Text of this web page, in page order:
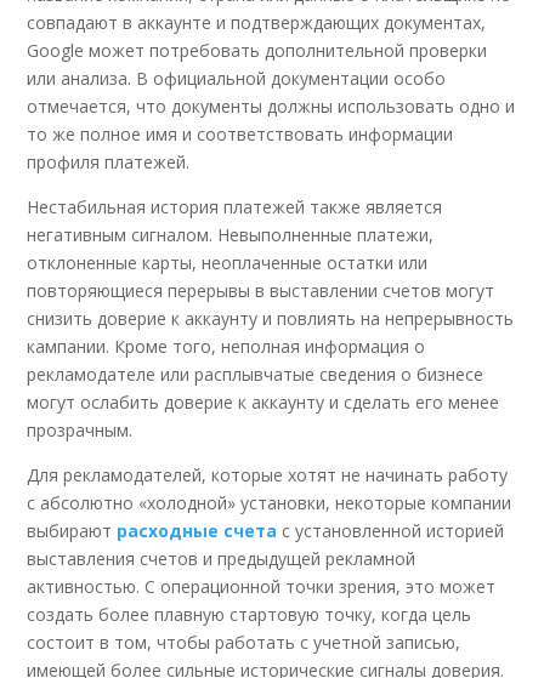
совпадают в аккаунте и подтверждающих документах,
Google может потребовать дополнительной проверки
или анализа. В официальной документации особо
отмечается, что документы должны использовать одно и
то же полное имя и соответствовать информации
профиля платежей.
Нестабильная история платежей также является
негативным сигналом. Невыполненные платежи,
отклоненные карты, неоплаченные остатки или
повторяющиеся перерывы в выставлении счетов могут
снизить доверие к аккаунту и повлиять на непрерывность
кампании. Кроме того, неполная информация о
рекламодателе или расплывчатые сведения о бизнесе
могут ослабить доверие к аккаунту и сделать его менее
прозрачным.
Для рекламодателей, которые хотят не начинать работу
с абсолютно «холодной» установки, некоторые компании
выбирают расходные счета с установленной историей
выставления счетов и предыдущей рекламной
активностью. С операционной точки зрения, это может
создать более плавную стартовую точку, когда цель
состоит в том, чтобы работать с учетной записью,
имеющей более сильные исторические сигналы доверия.